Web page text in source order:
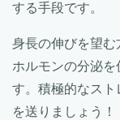
する手段です。
身長の伸びを望
ホルモンの分泌
す。積極的なスト
を送りましょう！